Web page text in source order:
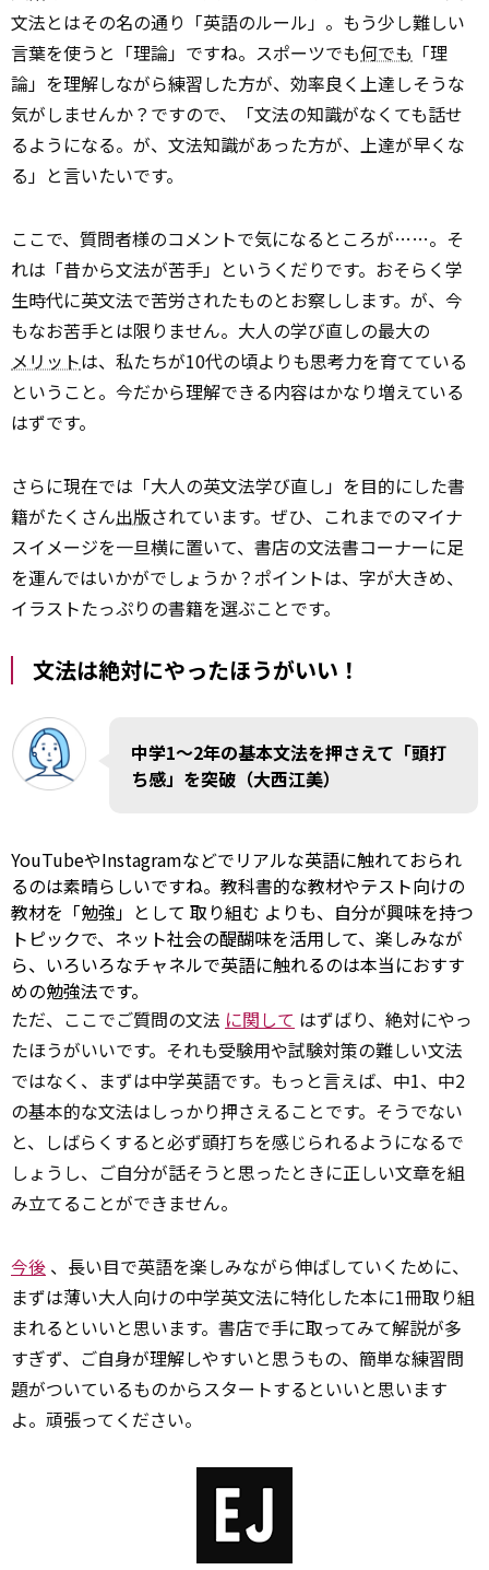
文法とはその名の通り「英語のルール」。もう少し難しい
言葉を使うと「理論」ですね。スポーツでも何でも 「理
論」を理解しながら練習した方が、効率良く上達しそうな
気がしませんか？ですので、「文法の知識がなくても話せ
るようになる。が、文法知識があった方が、上達が早くな
る」と言いたいです。
ここで、質問者様のコメントで気になるところが……。そ
れは「昔から文法が苦手」というくだりです。おそらく学
生時代に英文法で苦労されたものとお察しします。が、今
もなお苦手とは限りません。大人の学び直しの最大の
メリットは、私たちが10代の頃よりも思考力を育てている
ということ。今だから理解できる内容はかなり増えている
はずです。
さらに現在では「大人の英文法学び直し」を目的にした書
籍がたくさん出版されています。ぜひ、これまでのマイナ
スイメージを一旦横に置いて、書店の文法書コーナーに足
を運んではいかがでしょうか？ポイントは、字が大きめ、
イラストたっぷりの書籍を選ぶことです。
文法は絶対にやったほうがいい！
中学1～2年の基本文法を押さえて「頭打
ち感」を突破（大西江美）
YouTubeやInstagramなどでリアルな英語に触れておられ
るのは素晴らしいですね。教科書的な教材やテスト向けの
教材を「勉強」として 取り組む よりも、自分が興味を持つ
トピックで、ネット社会の醍醐味を活用して、楽しみなが
ら、いろいろなチャネルで英語に触れるのは本当におすす
めの勉強法です。
ただ、ここでご質問の文法 に関して はずばり、絶対にやっ
たほうがいいです。それも受験用や試験対策の難しい文法
ではなく、まずは中学英語です。もっと言えば、中1、中2
の基本的な文法はしっかり押さえることです。そうでない
と、しばらくすると必ず頭打ちを感じられるようになるで
しょうし、ご自分が話そうと思ったときに正しい文章を組
み立てることができません。
今後 、長い目で英語を楽しみながら伸ばしていくために、
まずは薄い大人向けの中学英文法に特化した本に1冊取り組
まれるといいと思います。書店で手に取ってみて解説が多
すぎず、ご自身が理解しやすいと思うもの、簡単な練習問
題がついているものからスタートするといいと思います
よ。頑張ってください。